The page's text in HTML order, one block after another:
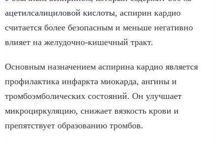
ацетилсалициловой кислоты, аспирин кардио
считается более безопасным и меньше негативно
влияет на желудочно-кишечный тракт.
Основным назначением аспирина кардио является
профилактика инфаркта миокарда, ангины и
тромбоэмболических состояний. Он улучшает
микроциркуляцию, снижает вязкость крови и
препятствует образованию тромбов.